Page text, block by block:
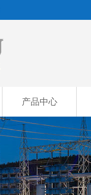
产品中心